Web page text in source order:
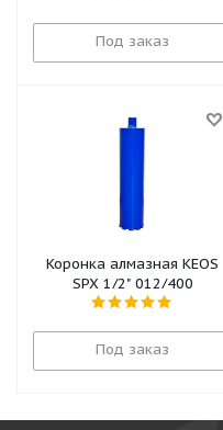
Под заказ
Коронка алмазная KEOS
SPX 1/2" 012/400
Под заказ